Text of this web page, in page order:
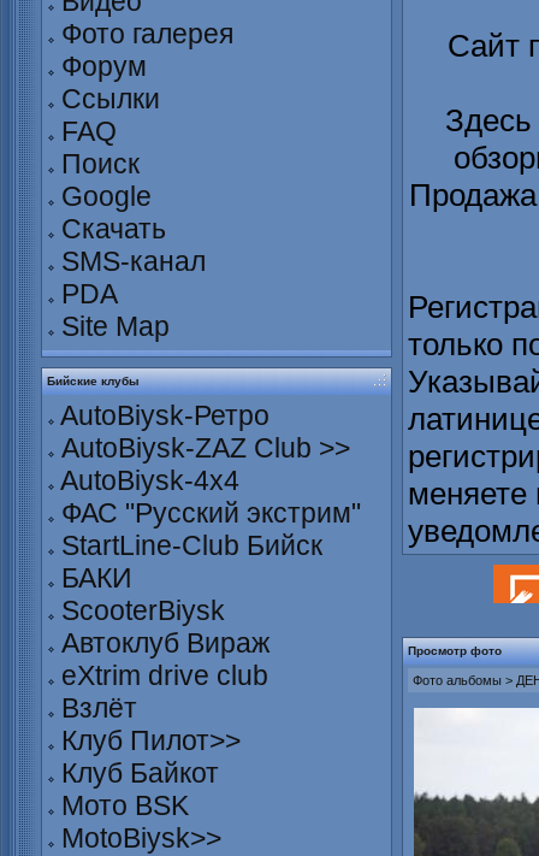
Фото галерея
Форум
Ссылки
FAQ
Поиск
Google
Скачать
SMS-канал
PDA
Site Map
Бийские клубы
AutoBiysk-Ретро
AutoBiysk-ZAZ Club >>
AutoBiysk-4x4
ФАС "Русский экстрим"
StartLine-Club Бийск
БАКИ
ScooterBiysk
Автоклуб Вираж
eXtrim drive club
Взлёт
Клуб Пилот>>
Клуб Байкот
Мото BSK
MotoBiysk>>
Сайт
Здесь
только
меняете
Просмотр фото
Фото альбомы >